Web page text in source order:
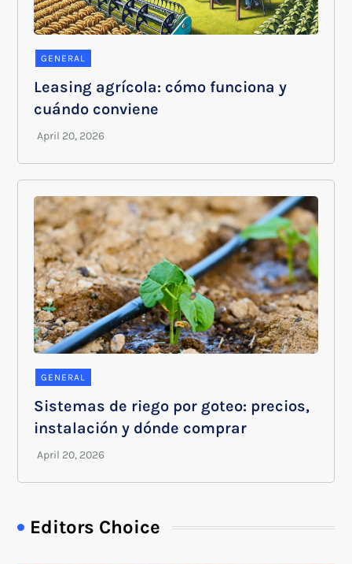
GENERAL
Leasing agrícola: cómo funciona y
cuándo conviene
GENERAL
Sistemas de riego por goteo: precios,
instalación y dónde comprar
Editors Choice